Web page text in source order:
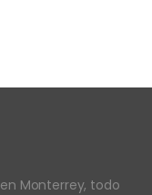
en Monterrey, todo